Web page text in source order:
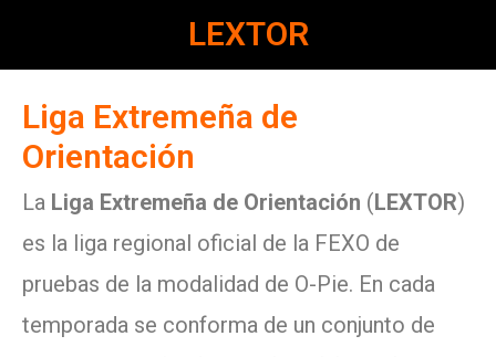
LEXTOR
Liga Extremeña de
Orientación
La Liga Extremeña de Orientación (LEXTOR)
es la liga regional oficial de la FEXO de
pruebas de la modalidad de O-Pie. En cada
temporada se conforma de un conjunto de